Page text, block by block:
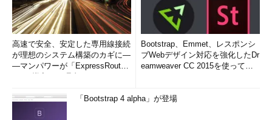
高速で安全、安定した専用線接続
が理想のシステム構築のカギに―
―マンパワーが「ExpressRout
Bootstrap、Emmet、レスポンシ
ブWebデザイン対応を強化したDr
eamweaver CC 2015を使って
「Bootstrap 4 alpha」が登場